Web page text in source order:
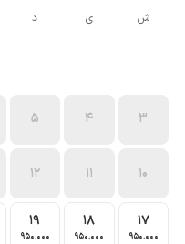
ش ی د
3
4
5
10
11
12
17
950٬000
18
950٬000
19
950٬000